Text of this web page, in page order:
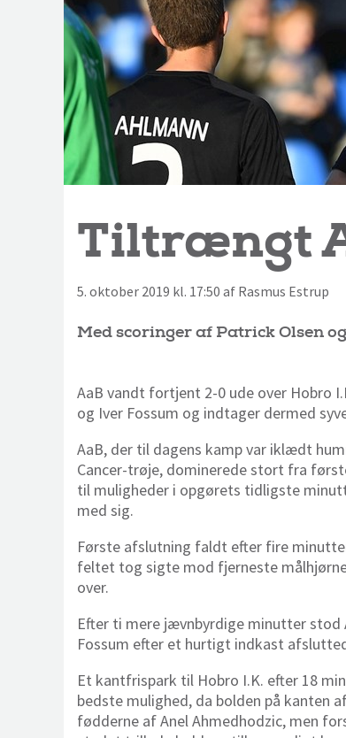
Tiltrængt
5. oktober 2019 kl. 17:50 af Rasmus Estrup
Med scoringer af Patrick Olsen
AaB vandt fortjent 2-0 ude over Hobro
og Iver Fossum og indtager dermed
AaB, der til dagens kamp var iklædt
Cancer-trøje, dominerede stort fra
til muligheder i opgørets tidligste
med sig.
Første afslutning faldt efter fire
feltet tog sigte mod fjerneste
over.
Efter ti mere jævnbyrdige minutter stod
Fossum efter et hurtigt indkast
Et kantfrispark til Hobro I.K. efter 18
bedste mulighed, da bolden på kanten
fødderne af Anel Ahmedhodzic, men